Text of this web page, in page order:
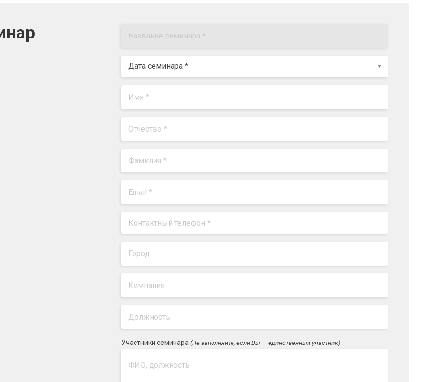
Участники семинара (Не заполняйте, если Вы — единственный участник)